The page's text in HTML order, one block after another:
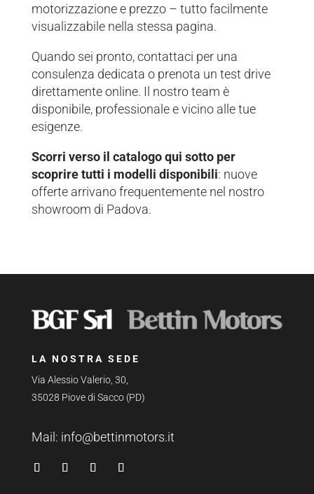
motorizzazione e prezzo – tutto facilmente
visualizzabile nella stessa pagina.
Quando sei pronto, contattaci per una
consulenza dedicata o prenota un test drive
direttamente online. Il nostro team è
disponibile, professionale e vicino alle tue
esigenze.
Scorri verso il catalogo qui sotto per
scoprire tutti i modelli disponibili: nuove
offerte arrivano frequentemente nel nostro
showroom di Padova.
LA NOSTRA SEDE
Via Alessio Valerio, 30,
35028 Piove di Sacco (PD)
Mail: info@bettinmotors.it